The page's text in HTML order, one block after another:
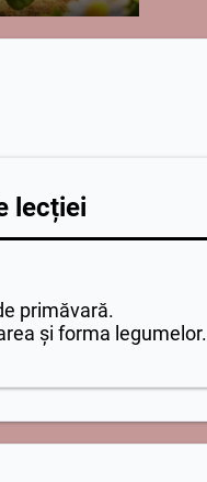
lecției
primăvară.
și forma legumelor.